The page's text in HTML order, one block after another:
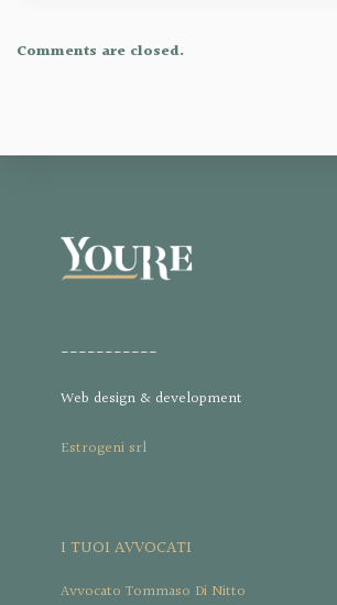
Comments are closed.
___________
Web design & development
Estrogeni srl
I TUOI AVVOCATI
Avvocato Tommaso Di Nitto